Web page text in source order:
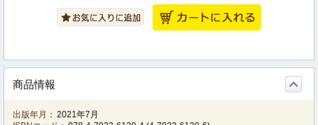
商品情報
出版年月： 2021年7月